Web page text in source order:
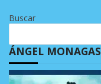
Buscar
ÁNGEL MONAGAS